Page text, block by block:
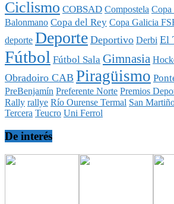
Ciclismo COBSAD Compostela Copa
Balonmano Copa del Rey Copa Galicia
deporte Deporte Deportivo Derbi El
Fútbol Fútbol Sala Gimnasia
Obradoiro CAB Piragüismo
PreBenjamín Preferente Norte Premios
Rally rallye Río Ourense Termal San
Tercera Teucro Uni Ferrol
De interés